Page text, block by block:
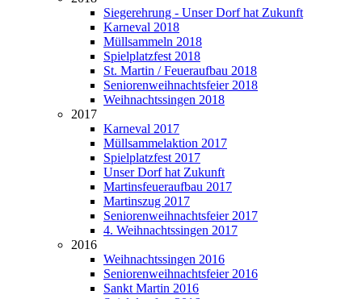
Siegerehrung - Unser Dorf hat Zukunft
Karneval 2018
Müllsammeln 2018
Spielplatzfest 2018
St. Martin / Feueraufbau 2018
Seniorenweihnachtsfeier 2018
Weihnachtssingen 2018
2017
Karneval 2017
Müllsammelaktion 2017
Spielplatzfest 2017
Unser Dorf hat Zukunft
Martinsfeueraufbau 2017
Martinszug 2017
Seniorenweihnachtsfeier 2017
4. Weihnachtssingen 2017
2016
Weihnachtssingen 2016
Seniorenweihnachtsfeier 2016
Sankt Martin 2016